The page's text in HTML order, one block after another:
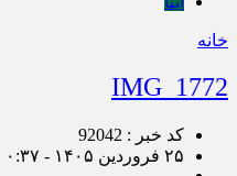
خانه
IMG_1772
کد خبر : 92042
۲۵ فروردین ۱۴۰۵ - ۰:۳۷